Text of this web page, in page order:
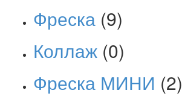
Фреска (9)
Коллаж (0)
Фреска МИНИ (2)